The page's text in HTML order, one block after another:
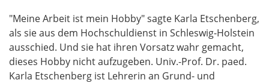
"Meine Arbeit ist mein Hobby" sagte Karla Etschenberg,
als sie aus dem Hochschuldienst in Schleswig-Holstein
ausschied. Und sie hat ihren Vorsatz wahr gemacht,
dieses Hobby nicht aufzugeben. Univ.-Prof. Dr. paed.
Karla Etschenberg ist Lehrerin an Grund- und